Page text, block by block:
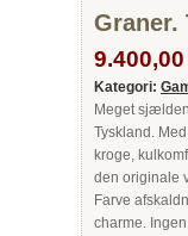
Graner.
Kategori:
Meget
Tyskland.
kroge,
den originale
Farve
charme.